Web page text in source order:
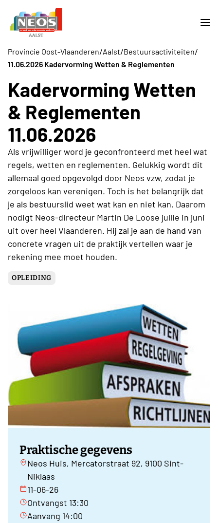
Provincie Oost-Vlaanderen/Aalst/Bestuursactiviteiten/
11.06.2026 Kadervorming Wetten & Reglementen
Kadervorming Wetten
& Reglementen
11.06.2026
Als vrijwilliger word je geconfronteerd met heel wat
regels, wetten en reglementen. Gelukkig wordt dit
allemaal goed opgevolgd door Neos vzw, zodat je
zorgeloos kan verenigen. Toch is het belangrijk dat
je als bestuurslid weet wat kan en niet kan. Daarom
nodigt Neos-directeur Martin De Loose jullie in juni
uit over heel Vlaanderen. Hij zal je aan de hand van
concrete vragen uit de praktijk vertellen waar je
rekening mee moet houden.
OPLEIDING
Praktische gegevens
Neos Huis, Mercatorstraat 92, 9100 Sint-
Niklaas
11-06-26
Ontvangst 13:30
Aanvang 14:00